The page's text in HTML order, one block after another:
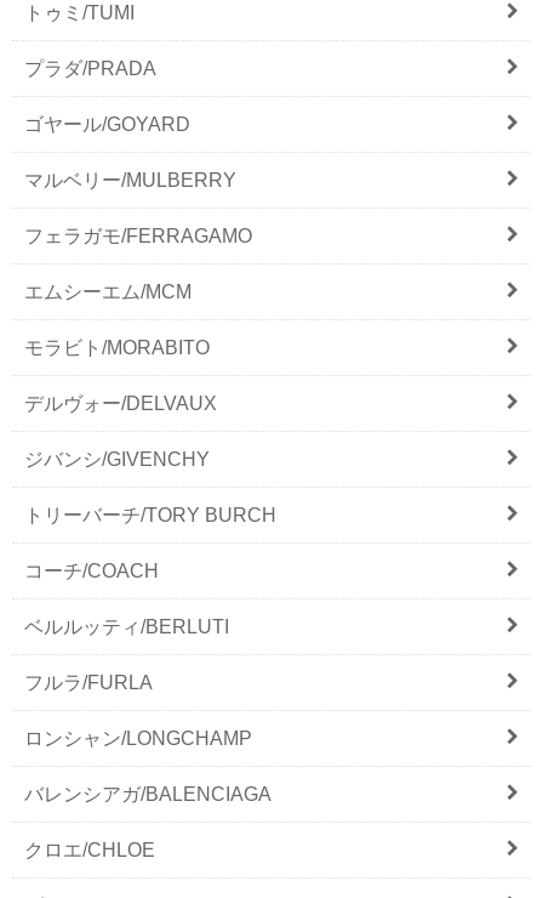
トゥミ/TUMI
プラダ/PRADA
ゴヤール/GOYARD
マルベリー/MULBERRY
フェラガモ/FERRAGAMO
エムシーエム/MCM
モラビト/MORABITO
デルヴォー/DELVAUX
ジバンシ/GIVENCHY
トリーバーチ/TORY BURCH
コーチ/COACH
ベルルッティ/BERLUTI
フルラ/FURLA
ロンシャン/LONGCHAMP
バレンシアガ/BALENCIAGA
クロエ/CHLOE